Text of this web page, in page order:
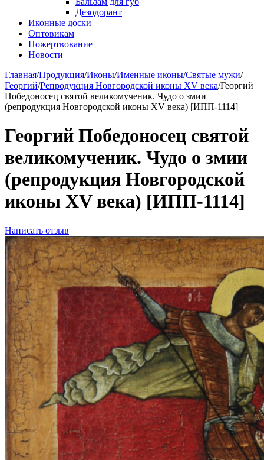
Дезодорант
Иконные доски
Оптовикам
Пожертвование
Новости
Главная/Продукция/Иконы/Именные иконы/Святые мужи/
Георгий/Репродукция Новгородской иконы XV века/Георгий
Победоносец святой великомученик. Чудо о змии
(репродукция Новгородской иконы XV века) [ИПП-1114]
Георгий Победоносец святой
великомученик. Чудо о змии
(репродукция Новгородской
иконы XV века) [ИПП-1114]
Написать отзыв